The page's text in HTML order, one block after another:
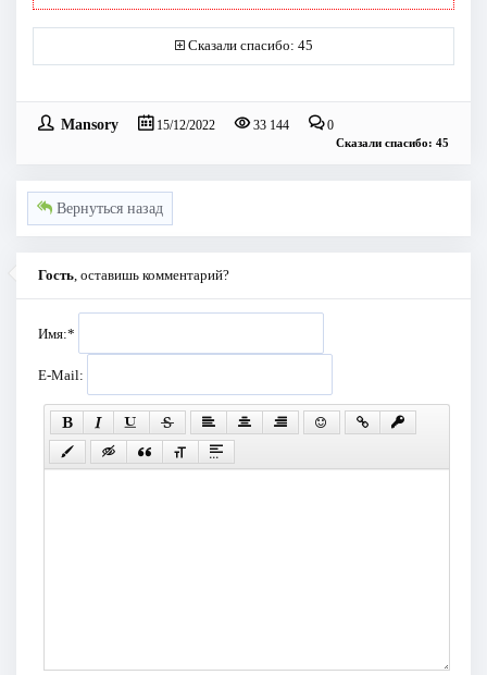
Сказали спасибо: 45
Mansory 15/12/2022 33 144 0
Сказали спасибо: 45
Вернуться назад
Гость , оставишь комментарий?
Имя:*
E-Mail: